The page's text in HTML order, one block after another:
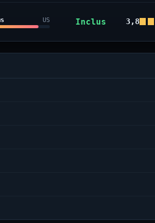
US Inclus 3,8